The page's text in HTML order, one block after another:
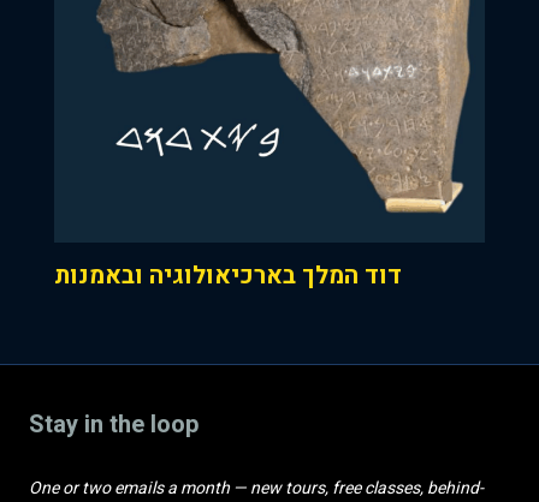
דוד המלך בארכיאולוגיה ובאמנות
Stay in the loop
One or two emails a month — new tours, free classes, behind-